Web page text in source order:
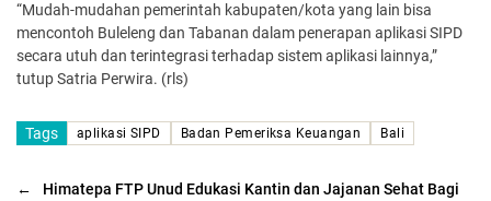
“Mudah-mudahan pemerintah kabupaten/kota yang lain bisa
mencontoh Buleleng dan Tabanan dalam penerapan aplikasi SIPD
secara utuh dan terintegrasi terhadap sistem aplikasi lainnya,”
tutup Satria Perwira. (rls)
Tags aplikasi SIPD Badan Pemeriksa Keuangan Bali
←
Himatepa FTP Unud Edukasi Kantin dan Jajanan Sehat Bagi